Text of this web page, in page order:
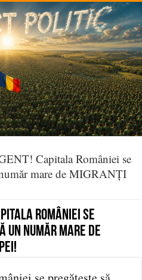
Capitala României se
mare de MIGRANȚI
României se
un număr mare de